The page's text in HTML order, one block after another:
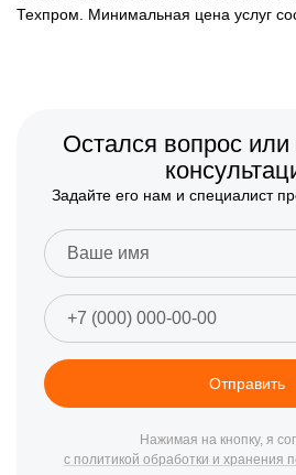
Техпром. Минимальная цена услуг
Остался вопрос
Задайте его нам и специалист
Отправить
Нажимая на кнопку, я
с политикой обработки и хранения